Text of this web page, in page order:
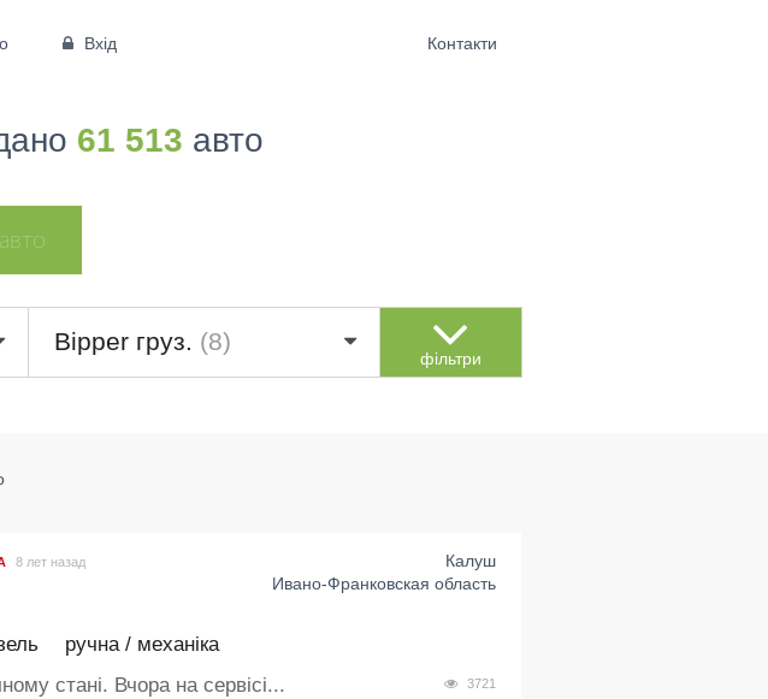
Вхід Контакти
61 513 авто
Bipper груз. (8)
фільтри
Калуш
Ивано-Франковская область
8 лет назад
ручна / механіка
3721
стані. Вчора на сервісі...